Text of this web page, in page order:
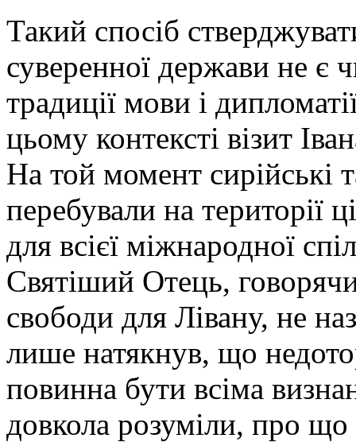
Такий спосіб
суверенної держави не є
традиції мови і
цьому контексті візит
На той момент сирійські
перебували на території
для всієї міжнародної
Святіший Отець,
свободи для Лівану, не
лише натякнув, що
повинна бути всіма
довкола розуміли, про